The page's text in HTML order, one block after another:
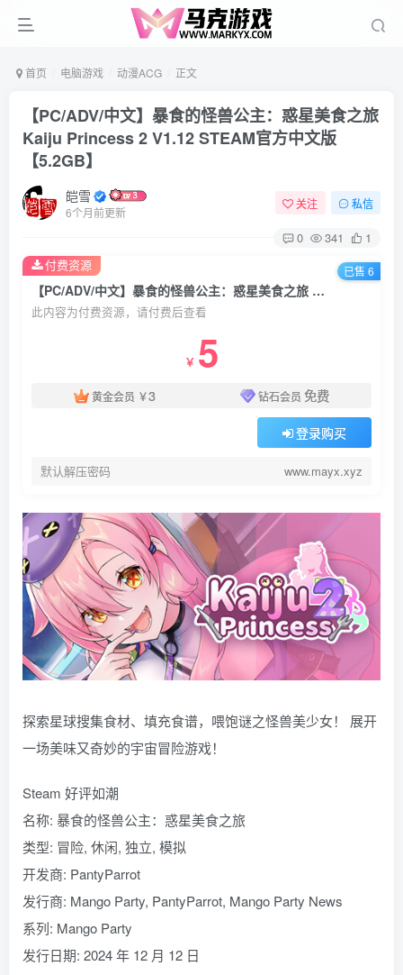
首页 电脑游戏 动漫ACG 正文
【PC/ADV/中文】暴食的怪兽公主：惑星美食之旅
Kaiju Princess 2 V1.12 STEAM官方中文版
【5.2GB】
皑雪
6个月前更新
关注 私信
0 341 1
【PC/ADV/中文】暴食的怪兽公主：惑星美食之旅 Kaiju Princess 2 V1.12 STEAM官方中文版【5.2GB】
此内容为付费资源，请付费后查看
￥ 5
黄金会员 ￥3 钻石会员 免费
登录购买
默认解压密码 www.mayx.xyz
付费资源 已售 6
探索星球搜集食材、填充食谱，喂饱谜之怪兽美少女！ 展开
一场美味又奇妙的宇宙冒险游戏！
Steam 好评如潮
名称: 暴食的怪兽公主：惑星美食之旅
类型: 冒险, 休闲, 独立, 模拟
开发商: PantyParrot
发行商: Mango Party, PantyParrot, Mango Party News
系列: Mango Party
发行日期: 2024 年 12 月 12 日